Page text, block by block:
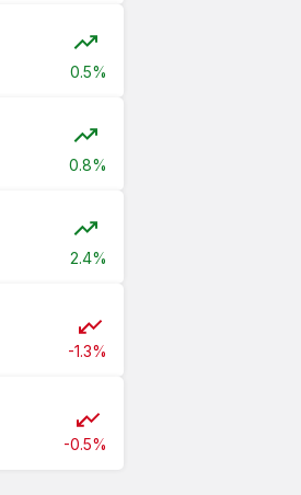
0.5%
0.8%
2.4%
-1.3%
-0.5%